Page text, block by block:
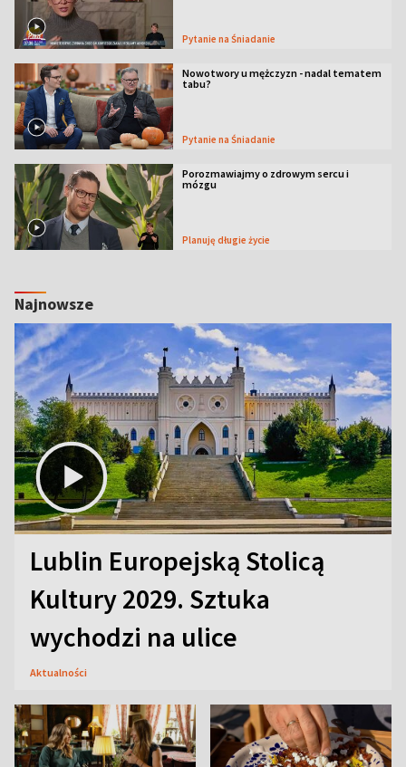
Pytanie na Śniadanie
Nowotwory u mężczyzn - nadal tematem
tabu?
Pytanie na Śniadanie
Porozmawiajmy o zdrowym sercu i
mózgu
Planuję długie życie
Najnowsze
Lublin Europejską Stolicą
Kultury 2029. Sztuka
wychodzi na ulice
Aktualności